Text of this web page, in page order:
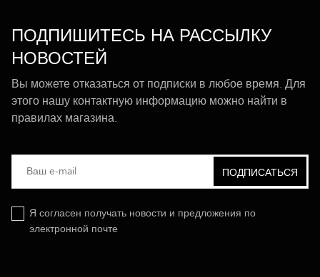
ПОДПИШИТЕСЬ НА РАССЫЛКУ
НОВОСТЕЙ
Вы можете отказаться от подписки в любое время. Для
этого нашу контактную информацию можно найти в
правилах магазина.
Я согласен получать новости и предложения по
электронной почте